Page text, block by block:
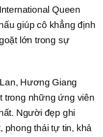
Queen
giúp cô khẳng định
lớn trong sự
Hương Giang
trong những ứng viên
Người đẹp ghi
phong thái tự tin, khả